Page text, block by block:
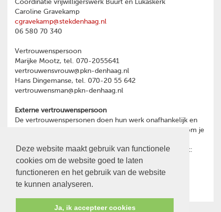
Deze website maakt gebruik van functionele
cookies om de website goed te laten
functioneren en het gebruik van de website
te kunnen analyseren.
Ja, ik accepteer cookies
Coordinatie vrijwilligerswerk Buurt en Lukaskerk
Caroline Gravekamp
cgravekamp@stekdenhaag.nl
06 580 70 340
Vertrouwenspersoon
Marijke Mootz, tel. 070-2055641
vertrouwensvrouw@pkn-denhaag.nl
Hans Dingemanse, tel. 070-20 55 642
vertrouwensman@pkn-denhaag.nl
Externe vertrouwenspersoon
De vertrouwenspersonen doen hun werk onafhankelijk en
hebben geheimhoudingsplicht. Heb je een reden waarom je
vertrouwenspersoon, dan kun je contact opnemen met:
Ina Oost
psychotherapeut en GZ-psycholoog
06-28466591